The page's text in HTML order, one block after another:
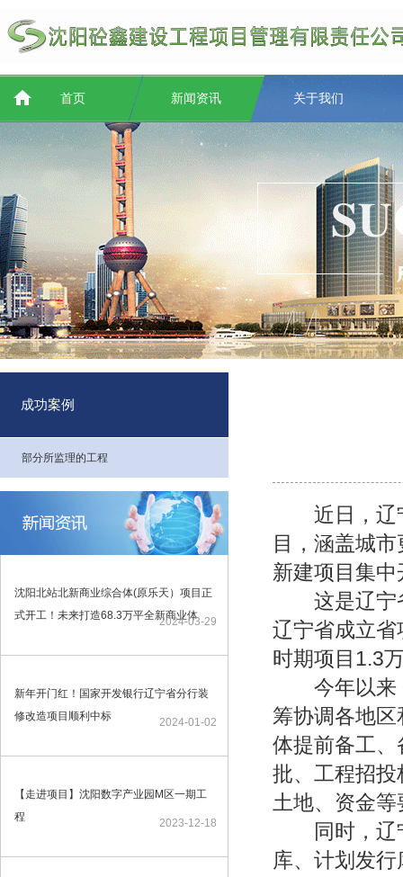
首页 新闻资讯 关于我们
成功案例
部分所监理的工程
沈阳北站北新商业综合体(原乐天）项目正
式开工！未来打造68.3万平全新商业体
2024-03-29
新年开门红！国家开发银行辽宁省分行装
修改造项目顺利中标
2024-01-02
【走进项目】沈阳数字产业园M区一期工
程
2023-12-18
近日，辽宁
目，涵盖城
新建项目集
这是辽宁省
辽宁省成立省
时期项目1.3
今年以来，
筹协调各地区
体提前备工
批、工程招
土地、资金
同时，辽宁
库、计划发